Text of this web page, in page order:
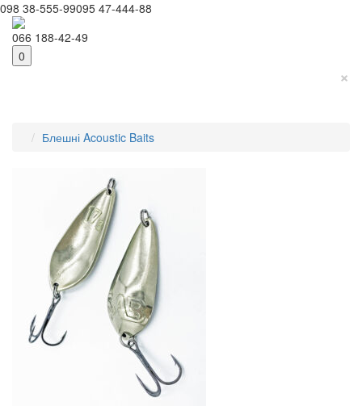
098 38-555-99095 47-444-88
066 188-42-49
0
×
Блешні Acoustic Baits